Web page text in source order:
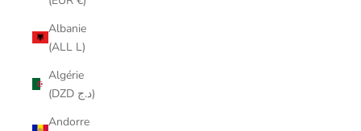
Albanie
(ALL L)
Algérie
(DZD د.ج)
Andorre